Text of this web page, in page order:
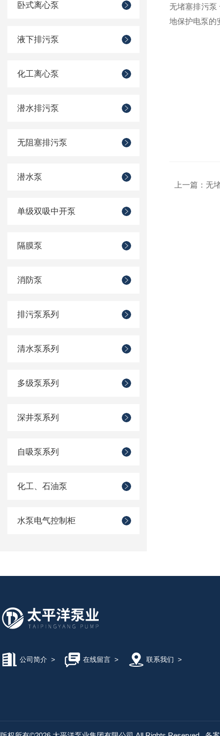
卧式离心泵
液下排污泵
化工离心泵
潜水排污泵
无阻塞排污泵
潜水泵
单级双吸中开泵
隔膜泵
消防泵
排污泵系列
清水泵系列
多级泵系列
深井泵系列
自吸泵系列
化工、石油泵
水泵电气控制柜
无堵塞排污泵
地保护电泵的
上一篇： 无
公司简介 > 在线留言> 联系我们 >